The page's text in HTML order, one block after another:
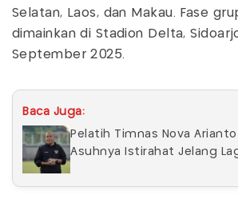
Selatan, Laos, dan Makau. Fase
dimainkan di Stadion Delta,
September 2025.
Baca Juga:
Pelatih Timnas Nova
Asuhnya Istirahat Jelang